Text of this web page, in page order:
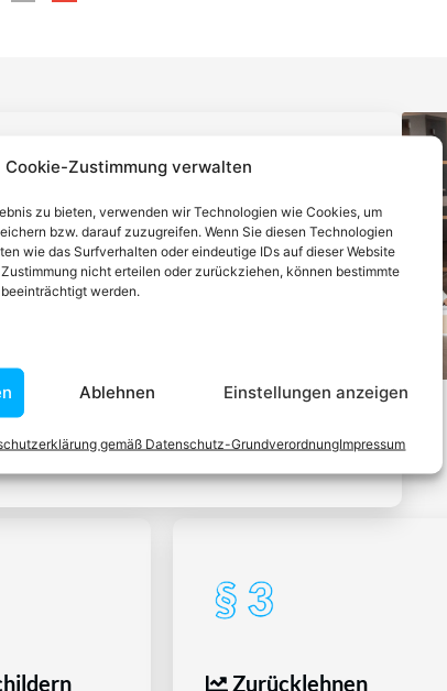
Cookie-Zustimmung verwalten
zu bieten, verwenden wir Technologien wie Cookies, um
bzw. darauf zuzugreifen. Wenn Sie diesen Technologien
wie das Surfverhalten oder eindeutige IDs auf dieser Website
nicht erteilen oder zurückziehen, können bestimmte
werden.
Ablehnen Einstellungen anzeigen
gemäß Datenschutz-GrundverordnungImpressum
finden, der auf Ihr
ist
Rechtsfragen zu beraten und Klienten vor
der Rechtsberatung zu erbringen und
relevanten Herausforderungen dieses Systems
Choice der Anwälte in Österreich
Zurücklehnen